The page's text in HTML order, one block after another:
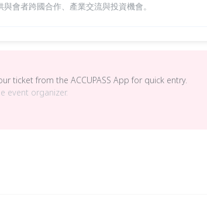
會者跨國合作、產業交流與投資機會。
ticket from the ACCUPASS App for quick entry.
event organizer.